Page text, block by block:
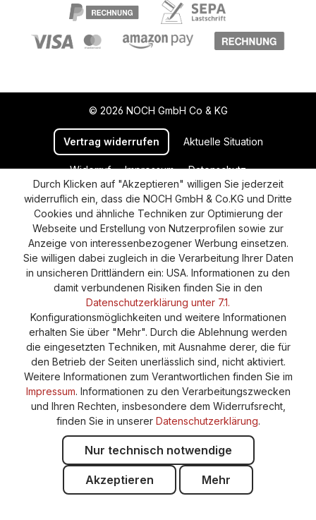
© 2026 NOCH GmbH Co & KG
Vertrag widerrufen Aktuelle Situation
Widerruf Impressum
Datenschutz
Versand und Zahlung
AGB
Cookie-Einstellungen
Barrierefreiheitserklärung
Durch Klicken auf "Akzeptieren" willigen Sie jederzeit
widerruflich ein, dass die NOCH GmbH & Co.KG und Dritte
Cookies und ähnliche Techniken zur Optimierung der
Webseite und Erstellung von Nutzerprofilen sowie zur
Anzeige von interessenbezogener Werbung einsetzen.
Sie willigen dabei zugleich in die Verarbeitung Ihrer Daten
in unsicheren Drittländern ein: USA. Informationen zu den
damit verbundenen Risiken finden Sie in den
Datenschutzerklärung unter 7.1.
Konfigurationsmöglichkeiten und weitere Informationen
erhalten Sie über "Mehr". Durch die Ablehnung werden
die eingesetzten Techniken, mit Ausnahme derer, die für
den Betrieb der Seiten unerlässlich sind, nicht aktiviert.
Weitere Informationen zum Verantwortlichen finden Sie im
Impressum. Informationen zu den Verarbeitungszwecken
und Ihren Rechten, insbesondere dem Widerrufsrecht,
finden Sie in unserer Datenschutzerklärung.
Nur technisch notwendige
Akzeptieren Mehr